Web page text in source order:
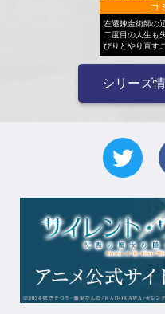
コ
左遷錬金術師の
二度目の人生も
びりとやり直す
シリーズ